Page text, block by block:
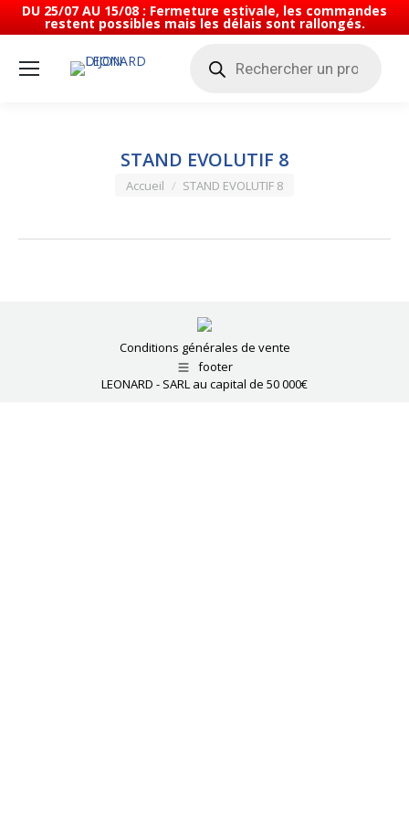
DU 25/07 AU 15/08 : Fermeture estivale, les commandes
restent possibles mais les délais sont rallongés.
produits
STAND EVOLUTIF 8
Vous êtes ici :
Accueil STAND EVOLUTIF 8
Conditions générales de vente
footer
LEONARD - SARL au capital de 50 000€